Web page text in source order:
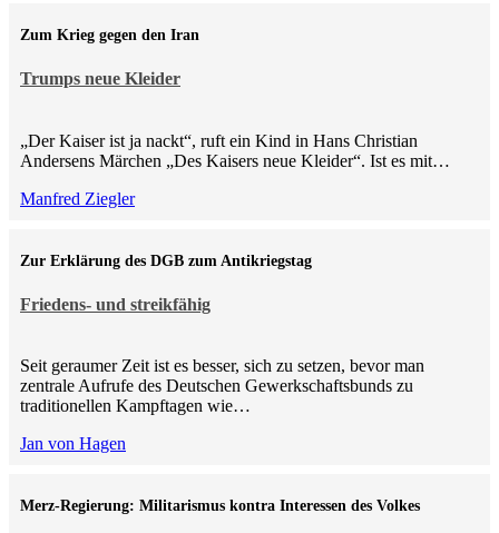
Trumps neue Kleider
Zum Krieg gegen den Iran
„Der Kaiser ist ja nackt“, ruft ein Kind in Hans Christian
Andersens Märchen „Des Kaisers neue Kleider“. Ist es mit…
Manfred Ziegler
Friedens- und streikfähig
Zur Erklärung des DGB zum Antikriegstag
Seit geraumer Zeit ist es besser, sich zu setzen, bevor man
zentrale Aufrufe des Deutschen Gewerkschaftsbunds zu
traditionellen Kampftagen wie…
Jan von Hagen
Merz-Regierung: Militarismus kontra Inte­ressen des Volkes